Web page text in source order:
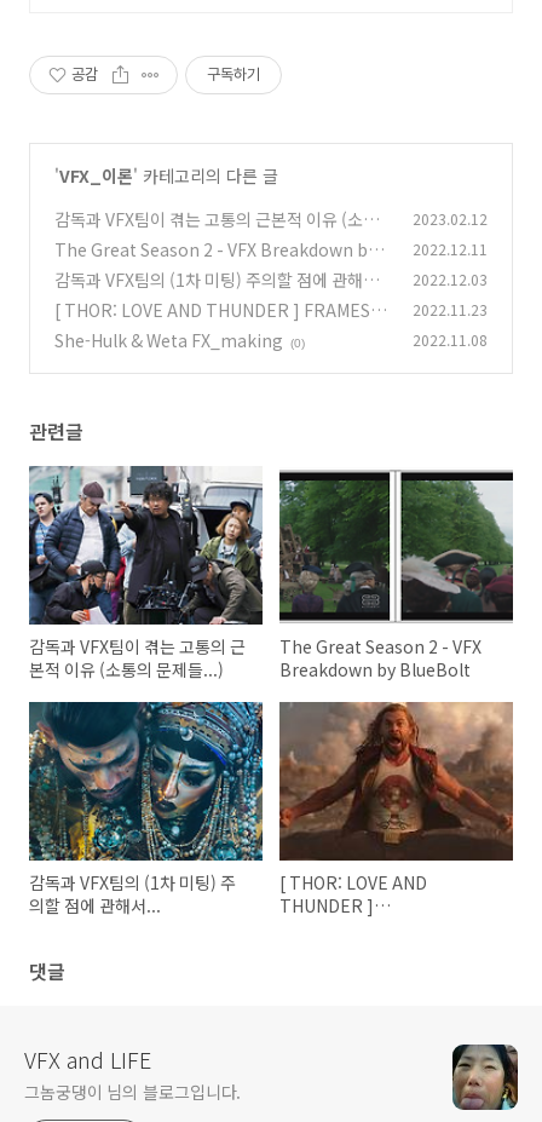
공감 구독하기
'VFX_이론' 카테고리의 다른 글
감독과 VFX팀이 겪는 고통의 근본적 이유 (소통
의 문제들...)
(0)
2023.02.12
The Great Season 2 - VFX Breakdown by
BlueBolt (0)
2022.12.11
감독과 VFX팀의 (1차 미팅) 주의할 점에 관해
서... (0)
2022.12.03
[ THOR: LOVE AND THUNDER ] FRAMEST
ORE_VFX
(0)
2022.11.23
She-Hulk & Weta FX_making (0) 2022.11.08
관련글
감독과 VFX팀이 겪는 고통의 근
본적 이유 (소통의 문제들...)
The Great Season 2 - VFX
Breakdown by BlueBolt
감독과 VFX팀의 (1차 미팅) 주
의할 점에 관해서...
[ THOR: LOVE AND
THUNDER ]
댓글
VFX and LIFE
그놈궁댕이 님의 블로그입니다.